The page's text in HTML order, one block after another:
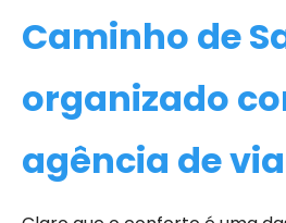
Caminho de
organizado
agência de